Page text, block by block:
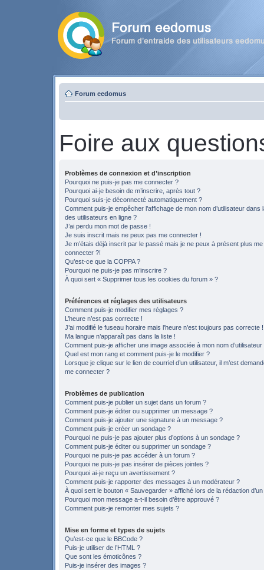
Forum eedomus
Foire aux
Problèmes de connexion et d’inscription
Pourquoi ne puis-je pas me connecter ?
Pourquoi ai-je besoin de m’inscrire, après tout ?
Pourquoi suis-je déconnecté automatiquement ?
Comment puis-je empêcher l’affichage de mon nom d’utilisateur dans
des utilisateurs en ligne ?
J’ai perdu mon mot de passe !
Je suis inscrit mais ne peux pas me connecter !
Je m’étais déjà inscrit par le passé mais je ne peux à présent plus me
connecter ?!
Qu’est-ce que la COPPA ?
Pourquoi ne puis-je pas m’inscrire ?
À quoi sert « Supprimer tous les cookies du forum » ?
Préférences et réglages des utilisateurs
Comment puis-je modifier mes réglages ?
L’heure n’est pas correcte !
J’ai modifié le fuseau horaire mais l’heure n’est toujours pas correcte !
Ma langue n’apparaît pas dans la liste !
Comment puis-je afficher une image associée à mon nom d’utilisateur
Quel est mon rang et comment puis-je le modifier ?
Lorsque je clique sur le lien de courriel d’un utilisateur, il m’est
me connecter ?
Problèmes de publication
Comment puis-je publier un sujet dans un forum ?
Comment puis-je éditer ou supprimer un message ?
Comment puis-je ajouter une signature à un message ?
Comment puis-je créer un sondage ?
Pourquoi ne puis-je pas ajouter plus d’options à un sondage ?
Comment puis-je éditer ou supprimer un sondage ?
Pourquoi ne puis-je pas accéder à un forum ?
Pourquoi ne puis-je pas insérer de pièces jointes ?
Pourquoi ai-je reçu un avertissement ?
Comment puis-je rapporter des messages à un modérateur ?
À quoi sert le bouton « Sauvegarder » affiché lors de la rédaction
Pourquoi mon message a-t-il besoin d’être approuvé ?
Comment puis-je remonter mes sujets ?
Mise en forme et types de sujets
Qu’est-ce que le BBCode ?
Puis-je utiliser de l’HTML ?
Que sont les émoticônes ?
Puis-je insérer des images ?